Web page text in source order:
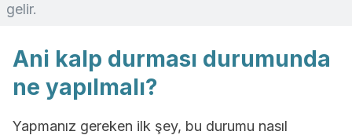
gelir.
Ani kalp durması durumunda
ne yapılmalı?
Yapmanız gereken ilk şey, bu durumu nasıl